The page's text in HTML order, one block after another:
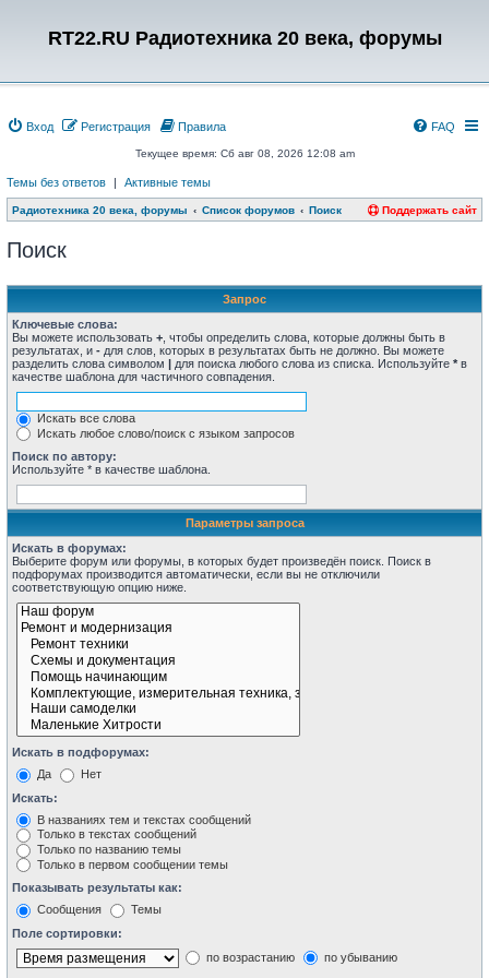
RT22.RU Радиотехника 20 века, форумы
Вход Регистрация FAQ
Правила
Текущее время: Сб авг 08, 2026 12:08 am
Темы без ответов | Активные темы
Радиотехника 20 века, форумы Список форумов Поиск Поддержать сайт
Поиск
Запрос
Ключевые слова:
Вы можете использовать + , чтобы определить слова, которые должны быть в
результатах, и - для слов, которых в результатах быть не должно. Вы можете
разделить слова символом | для поиска любого слова из списка. Используйте * в
качестве шаблона для частичного совпадения.
Искать все слова
Искать любое слово/поиск с языком запросов
Поиск по автору:
Используйте * в качестве шаблона.
Параметры запроса
Искать в форумах:
Выберите форум или форумы, в которых будет произведён поиск. Поиск в
подфорумах производится автоматически, если вы не отключили
соответствующую опцию ниже.
Искать в подфорумах:
Да
Нет
Искать:
В названиях тем и текстах сообщений
Только в текстах сообщений
Только по названию темы
Только в первом сообщении темы
Показывать результаты как:
Сообщения
Темы
Поле сортировки:
по возрастанию
по убыванию